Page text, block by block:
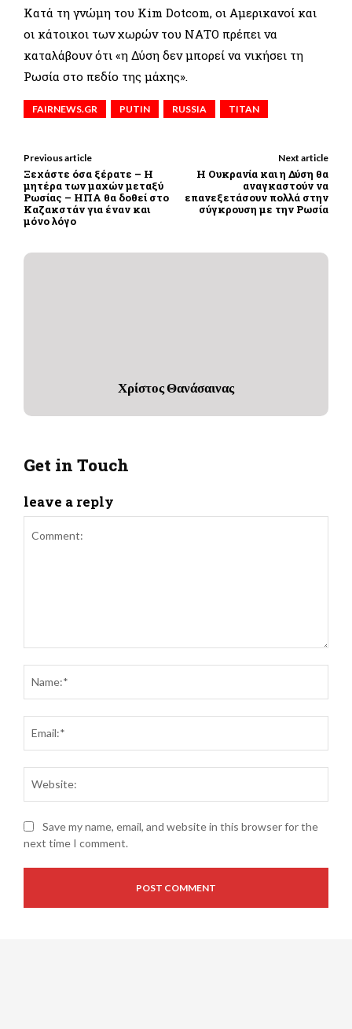
Κατά τη γνώμη του Kim Dotcom, οι Αμερικανοί και
οι κάτοικοι των χωρών του ΝΑΤΟ πρέπει να
καταλάβουν ότι «η Δύση δεν μπορεί να νικήσει τη
Ρωσία στο πεδίο της μάχης».
FAIRNEWS.GR PUTIN RUSSIA TITAN
Previous article
Ξεχάστε όσα ξέρατε – Η
μητέρα των μαχών μεταξύ
Ρωσίας – ΗΠΑ θα δοθεί στο
Καζακστάν για έναν και
μόνο λόγο
Next article
Η Ουκρανία και η Δύση θα
αναγκαστούν να
επανεξετάσουν πολλά στην
σύγκρουση με την Ρωσία
Χρίστος Θανάσαινας
Get in Touch
leave a reply
Save my name, email, and website in this browser for the
next time I comment.